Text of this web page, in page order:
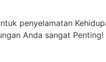
penyelamatan
Anda sangat Penting!